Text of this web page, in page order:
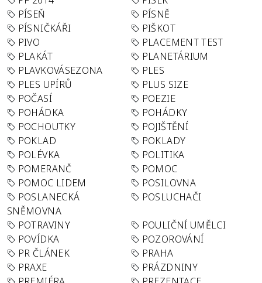
PÍSEŇ
PÍSNĚ
PÍSNIČKÁŘI
PIŠKOT
PIVO
PLACEMENT TEST
PLAKÁT
PLANETÁRIUM
PLAVKOVÁSEZONA
PLES
PLES UPÍRŮ
PLUS SIZE
POČASÍ
POEZIE
POHÁDKA
POHÁDKY
POCHOUTKY
POJIŠTĚNÍ
POKLAD
POKLADY
POLÉVKA
POLITIKA
POMERANČ
POMOC
POMOC LIDEM
POSILOVNA
POSLANECKÁ
SNĚMOVNA
POSLUCHAČI
POTRAVINY
POULIČNÍ UMĚLCI
POVÍDKA
POZOROVÁNÍ
PR ČLÁNEK
PRAHA
PRAXE
PRÁZDNINY